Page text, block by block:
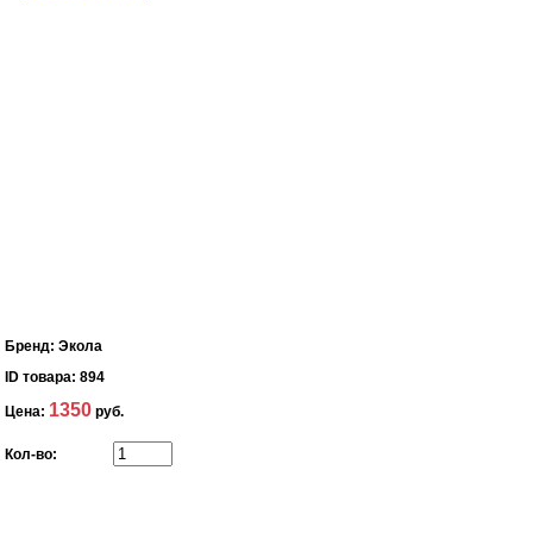
Бренд: Экола
ID товара: 894
Цена: 1350 руб.
Кол-во: